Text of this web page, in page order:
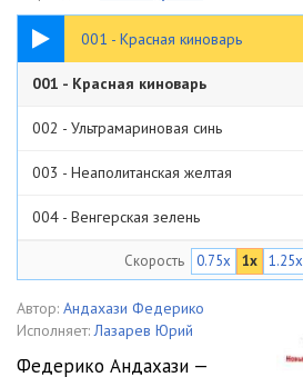
001 - Красная киноварь
1:31:17
001 - Красная киноварь
002 - Ультрамариновая синь
003 - Неаполитанская желтая
004 - Венгерская зелень
005 - Свинцовые белила
006 - Черная из слоновой кости
Скорость 0.75x 1x 1.25x
Автор: Андахази Федерико
Исполняет: Лазарев Юрий
Федерико Андахази —